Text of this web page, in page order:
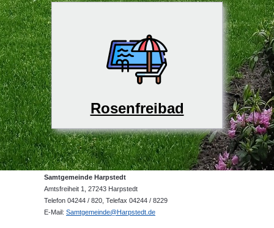
Rosenfreibad
Samtgemeinde Harpstedt
Amtsfreiheit 1, 27243 Harpstedt
Telefon 04244 / 820, Telefax 04244 / 8229
E-Mail: Samtgemeinde@Harpstedt.de